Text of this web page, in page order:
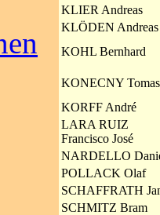
KLIER Andreas
KLÖDEN Andreas
KOHL Bernhard
KONECNY Tomas
KORFF André
LARA RUIZ
Francisco José
NARDELLO
POLLACK Olaf
SCHAFFRATH
SCHMITZ Bram